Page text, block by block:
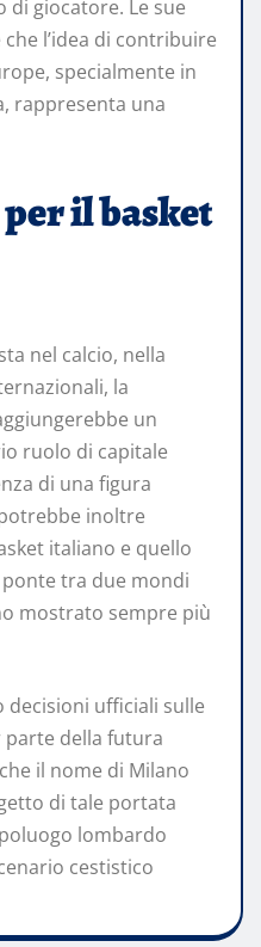
giocatore. Le sue
l’idea di contribuire
specialmente in
rappresenta una
il basket
nel calcio, nella
la
un
ruolo di capitale
di una figura
inoltre
italiano e quello
tra due mondi
mostrato sempre più
ufficiali sulle
della futura
il nome di Milano
di tale portata
lombardo
cestistico